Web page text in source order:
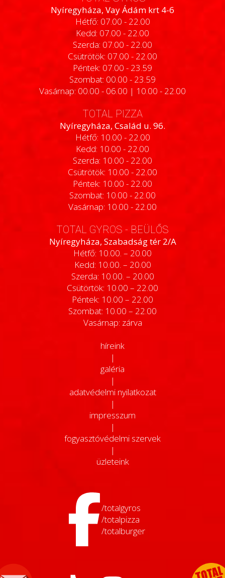
Nyíregyháza, Vay Ádám krt 4-6
Hétfő: 07.00 - 22.00
Kedd: 07.00 - 22.00
Szerda: 07.00 - 22.00
Csütrötök: 07.00 - 22.00
Péntek: 07.00 - 23.59
Szombat: 00.00 - 23.59
Vasárnap: 00.00 - 06.00 | 10.00 - 22.00
TOTAL PIZZA
Nyíregyháza, Család u. 96.
Hétfő: 10.00 - 22.00
Kedd: 10.00 - 22.00
Szerda: 10.00 - 22.00
Csütrötök: 10.00 - 22.00
Péntek: 10.00 - 22.00
Szombat: 10.00 - 22.00
Vasárnap: 10.00 - 22.00
TOTAL GYROS - BEÜLŐS
Nyíregyháza, Szabadság tér 2/A
Hétfő: 10.00. – 20.00
Kedd: 10.00. – 20.00
Szerda: 10.00. – 20.00
Csütörtök: 10.00 – 22.00
Péntek: 10.00 – 22.00
Szombat: 10.00 – 22.00
Vasárnap: zárva
híreink
|
galéria
|
adatvédelmi nyilatkozat
|
impresszum
|
fogyasztóvédelmi szervek
|
üzleteink
/totalgyros
/totalpizza
/totalburger